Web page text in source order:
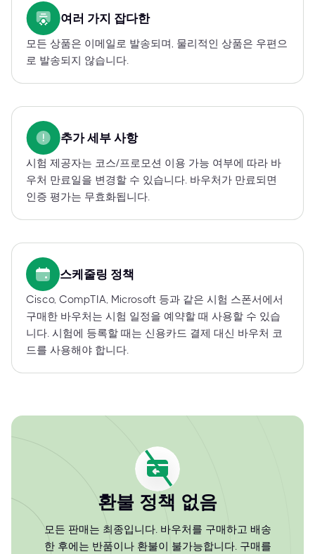
여러 가지 잡다한
모든 상품은 이메일로 발송되며, 물리적인 상품은 우편으
로 발송되지 않습니다.
추가 세부 사항
시험 제공자는 코스/프로모션 이용 가능 여부에 따라 바
우처 만료일을 변경할 수 있습니다. 바우처가 만료되면
인증 평가는 무효화됩니다.
스케줄링 정책
Cisco, CompTIA, Microsoft 등과 같은 시험 스폰서에서
구매한 바우처는 시험 일정을 예약할 때 사용할 수 있습
니다. 시험에 등록할 때는 신용카드 결제 대신 바우처 코
드를 사용해야 합니다.
환불 정책 없음
모든 판매는 최종입니다. 바우처를 구매하고 배송
한 후에는 반품이나 환불이 불가능합니다. 구매를